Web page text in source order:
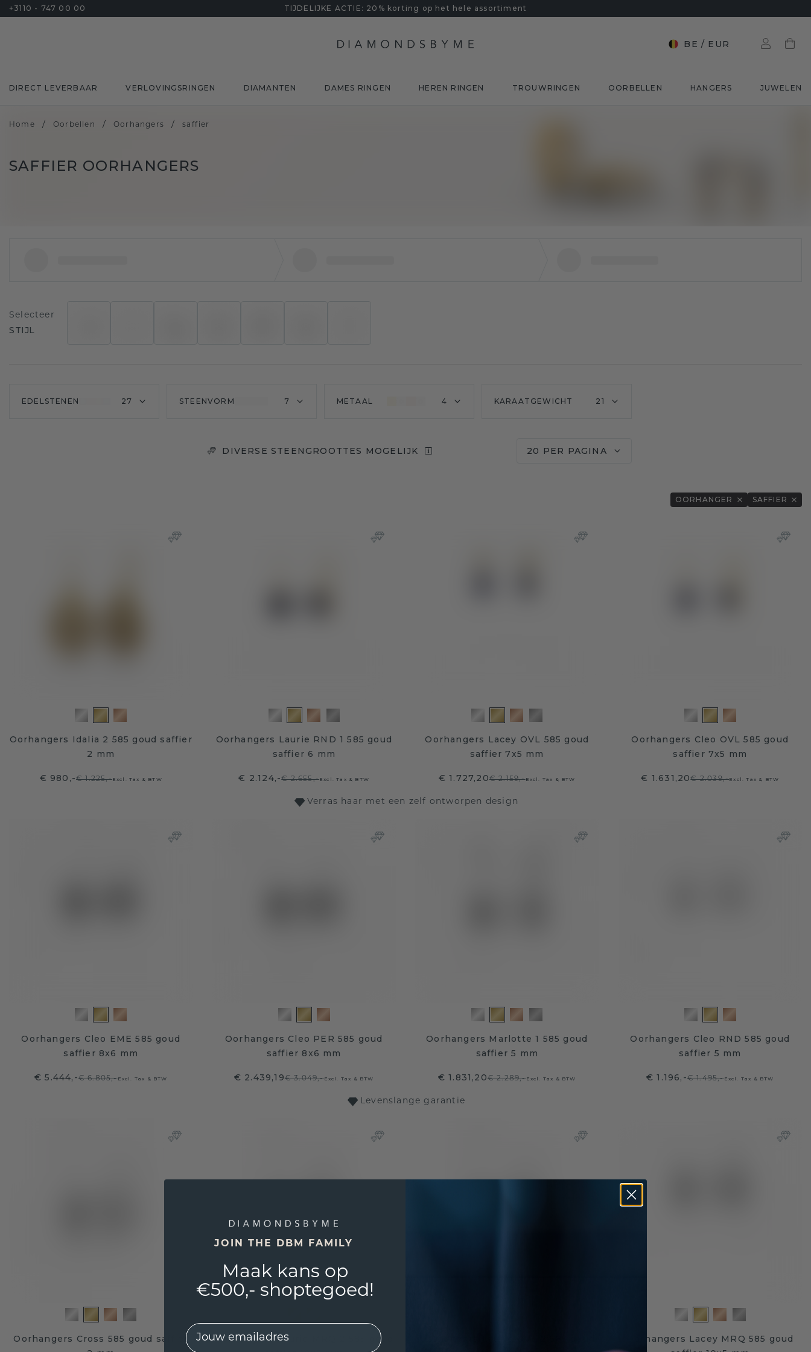
+3110 - 747 00 00 TIJDELIJKE ACTIE: 20% korting op het hele assortiment
BE / EUR
DIRECT LEVERBAAR VERLOVINGSRINGEN DIAMANTEN DAMES RINGEN HEREN RINGEN TROUWRINGEN OORBELLEN HANGERS JUWELEN
Home / Oorbellen / Oorhangers / saffier
SAFFIER OORHANGERS
Selecteer
STIJL
EDELSTENEN 27 STEENVORM 7 METAAL 4 KARAATGEWICHT 21
DIVERSE STEENGROOTTES MOGELIJK 20 PER PAGINA
OORHANGER SAFFIER
Oorhangers Idalia 2 585 goud saffier
2 mm
€ 980,-€ 1.225,-Excl. Tax & BTW
Oorhangers Laurie RND 1 585 goud
saffier 6 mm
€ 2.124,-€ 2.655,-Excl. Tax & BTW
Oorhangers Lacey OVL 585 goud
saffier 7x5 mm
€ 1.727,20€ 2.159,-Excl. Tax & BTW
Oorhangers Cleo OVL 585 goud
saffier 7x5 mm
€ 1.631,20€ 2.039,-Excl. Tax & BTW
Verras haar met een zelf ontworpen design
Oorhangers Cleo EME 585 goud
saffier 8x6 mm
€ 5.444,-€ 6.805,-Excl. Tax & BTW
Oorhangers Cleo PER 585 goud
saffier 8x6 mm
€ 2.439,19€ 3.049,-Excl. Tax & BTW
Oorhangers Marlotte 1 585 goud
saffier 5 mm
€ 1.831,20€ 2.289,-Excl. Tax & BTW
Oorhangers Cleo RND 585 goud
saffier 5 mm
€ 1.196,-€ 1.495,-Excl. Tax & BTW
Levenslange garantie
Oorhangers Cross 585 goud saffier
Oorhangers Laurie MRQ 2 585 goud
Oorhangers Lacey MRQ 585 goud
JOIN THE DBM FAMILY
Maak kans op
€500,- shoptegoed!
EMail